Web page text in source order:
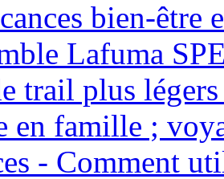
bien-être
Lafuma
trail plus
en famille ;
- Comment